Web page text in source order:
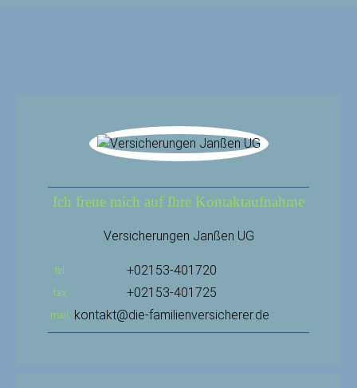
Ich freue mich auf Ihre Kontaktaufnahme
Versicherungen Janßen UG
tel +02153-401720
fax +02153-401725
mail kontakt@die-familienversicherer.de